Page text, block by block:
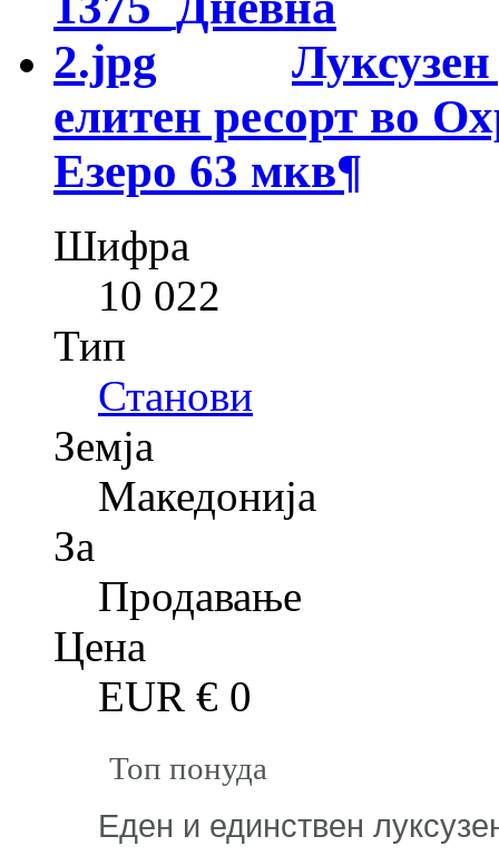
елитен ресорт во
Езеро 63 мкв¶
Шифра
10 022
Тип
Станови
Земја
Македонија
За
Продавање
Цена
EUR € 0
Топ понуда
Еден и единствен